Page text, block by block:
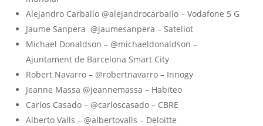
Alejandro Carballo @alejandrocarballo – Vodafone 5 G
Jaume Sanpera @jaumesanpera – Sateliot
Michael Donaldson – @michaeldonaldson –
Ajuntament de Barcelona Smart City
Robert Navarro – @robertnavarro – Innogy
Jeanne Massa @jeannemassa – Habiteo
Carlos Casado – @carloscasado – CBRE
Alberto Valls – @albertovalls – Deloitte